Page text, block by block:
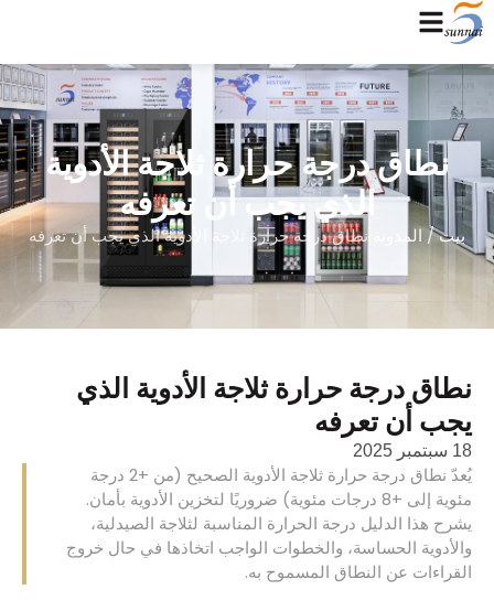
نطاق درجة حرارة ثلاجة الأدوية
الذي يجب أن تعرفه
بيت/ المدونة نطاق درجة حرارة ثلاجة الأدوية الذي يجب أن تعرفه
نطاق درجة حرارة ثلاجة الأدوية الذي
يجب أن تعرفه
18 سبتمبر 2025
يُعدّ نطاق درجة حرارة ثلاجة الأدوية الصحيح (من +2 درجة
مئوية إلى +8 درجات مئوية) ضروريًا لتخزين الأدوية بأمان.
يشرح هذا الدليل درجة الحرارة المناسبة لثلاجة الصيدلية،
والأدوية الحساسة، والخطوات الواجب اتخاذها في حال خروج
القراءات عن النطاق المسموح به.